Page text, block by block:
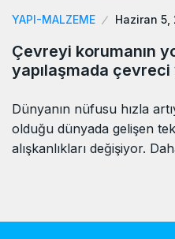
YAPI-MALZEME Haziran 5,
Çevreyi korumanın
yapılaşmada çevreci
Dünyanın nüfusu hızla
olduğu dünyada gelişen
alışkanlıkları değişiyor.